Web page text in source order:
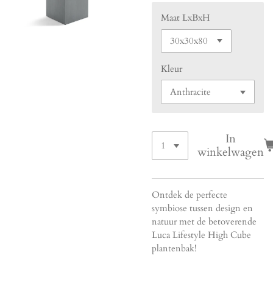
Maat LxBxH
Kleur
In
winkelwagen
Ontdek de perfecte
symbiose tussen design en
natuur met de betoverende
Luca Lifestyle High Cube
plantenbak!